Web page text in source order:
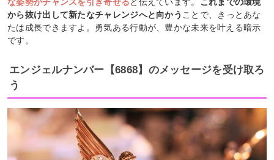
から抜け出して新たなチャレンジへと向かう ことで、きっとあな
たは成長できますよ。勇気ある行動が、豊かな未来を叶える暗示
です。
エンジェルナンバー【6868】のメッセージを受け取ろ
う